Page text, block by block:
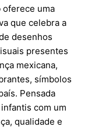
oferece uma
que celebra a
desenhos
presentes
mexicana,
símbolos
Pensada
com um
qualidade e